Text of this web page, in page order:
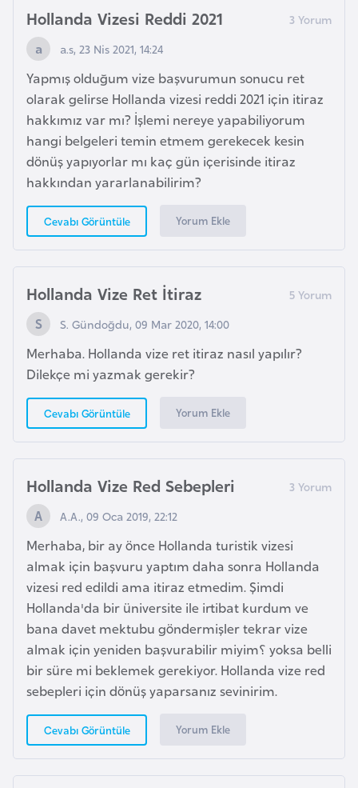
Hollanda Vizesi Reddi 2021
a.s, 23 Nis 2021, 14:24
Yapmış olduğum vize başvurumun sonucu ret
olarak gelirse Hollanda vizesi reddi 2021 için itiraz
hakkımız var mı? İşlemi nereye yapabiliyorum
hangi belgeleri temin etmem gerekecek kesin
dönüş yapıyorlar mı kaç gün içerisinde itiraz
hakkından yararlanabilirim?
Cevabı Görüntüle Yorum Ekle
Hollanda Vize Ret İtiraz
S. Gündoğdu, 09 Mar 2020, 14:00
Merhaba. Hollanda vize ret itiraz nasıl yapılır?
Dilekçe mi yazmak gerekir?
Cevabı Görüntüle Yorum Ekle
Hollanda Vize Red Sebepleri
A.A., 09 Oca 2019, 22:12
Merhaba, bir ay önce Hollanda turistik vizesi
almak için başvuru yaptım daha sonra Hollanda
vizesi red edildi ama itiraz etmedim. Şimdi
Hollanda'da bir üniversite ile irtibat kurdum ve
bana davet mektubu göndermişler tekrar vize
almak için yeniden başvurabilir miyim؟ yoksa belli
bir süre mi beklemek gerekiyor. Hollanda vize red
sebepleri için dönüş yaparsanız sevinirim.
Cevabı Görüntüle Yorum Ekle
b
u
t
i
Ç
i
n
D
a
n
i
m
a
r
k
a
D
e
m
o
k
r
a
t
i
k
K
o
n
g
o
B